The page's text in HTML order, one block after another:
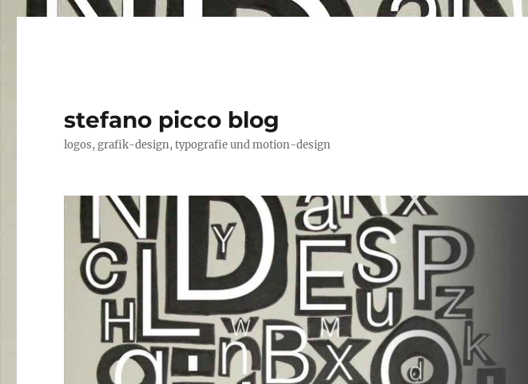
stefano picco blog
logos, grafik-design, typografie und motion-design